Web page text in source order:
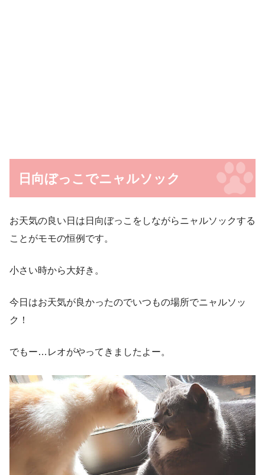
日向ぼっこでニャルソック
お天気の良い日は日向ぼっこをしながらニャルソックする
ことがモモの恒例です。
小さい時から大好き。
今日はお天気が良かったのでいつもの場所でニャルソッ
ク！
でもー…レオがやってきましたよー。